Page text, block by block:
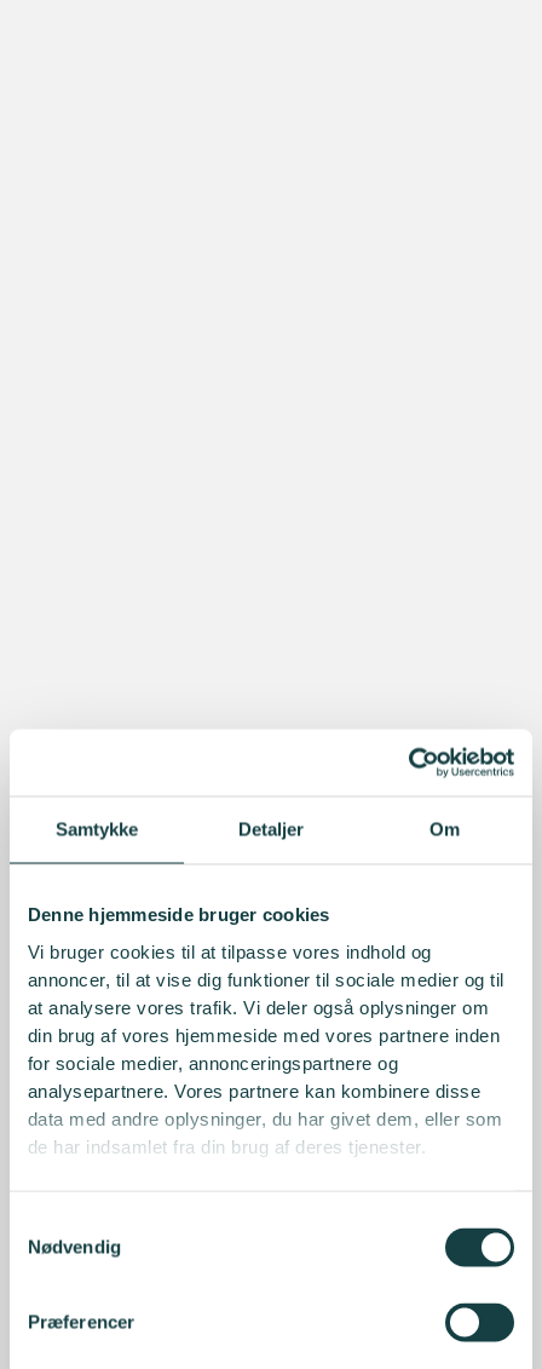
Samtykke Detaljer Om
Denne hjemmeside bruger cookies
Vi bruger cookies til at tilpasse vores indhold og
annoncer, til at vise dig funktioner til sociale medier og til
at analysere vores trafik. Vi deler også oplysninger om
din brug af vores hjemmeside med vores partnere inden
for sociale medier, annonceringspartnere og
analysepartnere. Vores partnere kan kombinere disse
data med andre oplysninger, du har givet dem, eller som
de har indsamlet fra din brug af deres tjenester.
Nødvendig
Præferencer